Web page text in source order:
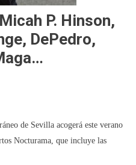
P. Hinson,
DePedro,
de Sevilla acogerá este verano
Nocturama, que incluye las